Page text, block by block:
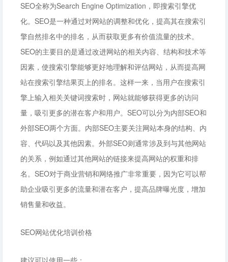
SEO全称为Search Engine Optimization，即搜索引擎优
化。SEO是一种通过对网站的调整和优化，提高其在搜索引
擎自然排名中的排名，从而获取更多有价值流量的技术。
SEO的主要目的是通过改进网站的相关内容、结构和技术等
因素，使搜索引擎能够更好地理解和评估网站，从而提高网
站在搜索引擎结果页上的排名。这样一来，当用户在搜索引
擎上输入相关关键词搜索时，网站就能够获得更多的访问
量，吸引更多的潜在客户和用户。SEO可以分为内部SEO和
外部SEO两个方面。内部SEO主要关注网站本身的结构、内
容、代码以及其他因素。外部SEO则通常涉及到与其他网站
的关系，例如通过其他网站的链接来提高网站的权重和排
名。SEO对于商业营销和网络推广非常重要，因为它可以帮
助企业吸引更多的流量和潜在客户，提高品牌曝光度，增加
销售量和收益。
SEO网站优化培训价格
建议可以使用一些：